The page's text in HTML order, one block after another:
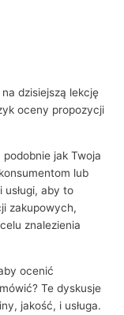
dzisiejszą lekcję
oceny propozycji
jak Twoja
lub
aby to
zakupowych,
znalezienia
ocenić
Te dyskusje
jakość, i usługa.